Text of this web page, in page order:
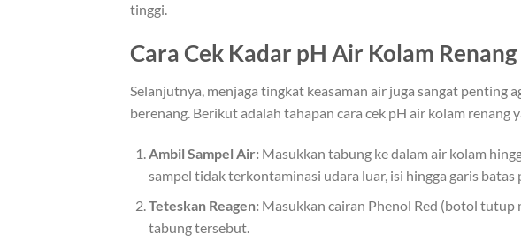
tinggi.
Cara Cek Kadar pH Air Kolam Renang
Selanjutnya, menjaga tingkat keasaman air juga sangat penting
berenang. Berikut adalah tahapan cara cek pH air kolam renang
Ambil Sampel Air:Masukkan tabung ke dalam air kolam
sampel tidak terkontaminasi udara luar, isi hingga garis batas
Teteskan Reagen:Masukkan cairan Phenol Red (botol tutup
tabung tersebut.